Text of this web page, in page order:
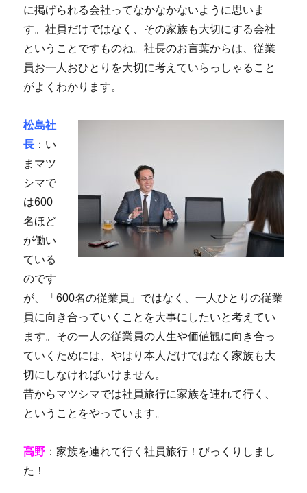
に掲げられる会社ってなかなかないように思いま
す。社員だけではなく、その家族も大切にする会社
ということですものね。社長のお言葉からは、従業
員お一人おひとりを大切に考えていらっしゃること
がよくわかります。
松島社
長 ：い
まマツ
シマで
は600
名ほど
が働い
ている
のです
が、「600名の従業員」ではなく、一人ひとりの従業
員に向き合っていくことを大事にしたいと考えてい
ます。その一人の従業員の人生や価値観に向き合っ
ていくためには、やはり本人だけではなく家族も大
切にしなければいけません。
昔からマツシマでは社員旅行に家族を連れて行く、
ということをやっています。
高野 ：家族を連れて行く社員旅行！びっくりしまし
た！